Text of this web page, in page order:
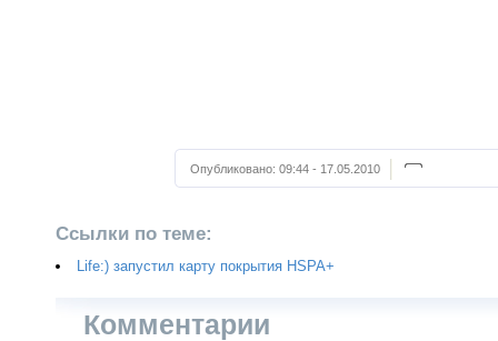
Опубликовано: 09:44 - 17.05.2010
Ссылки по теме:
Life:) запустил карту покрытия HSPA+
Комментарии